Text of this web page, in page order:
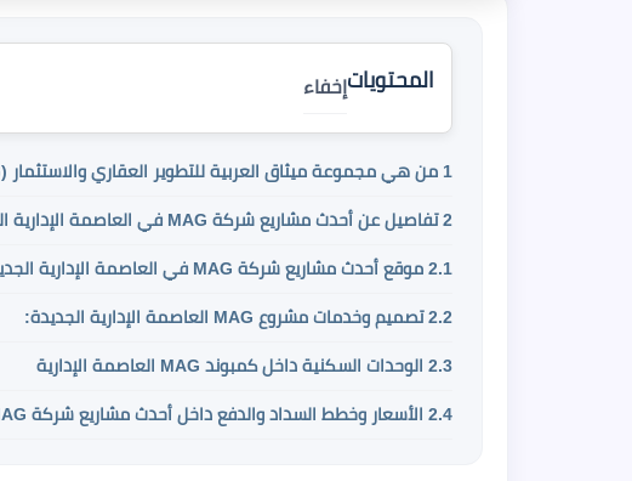
المحتوياتإخفاء
1 من هي مجموعة ميثاق العربية للتطوير العقاري والاستثمار (MAG)؟!
2 تفاصيل عن أحدث مشاريع شركة MAG في العاصمة الإدارية الجديدة
2.1 موقع أحدث مشاريع شركة MAG في العاصمة الإدارية الجديدة:
2.2 تصميم وخدمات مشروع MAG العاصمة الإدارية الجديدة:
2.3 الوحدات السكنية داخل كمبوند MAG العاصمة الإدارية
2.4 الأسعار وخطط السداد والدفع داخل أحدث مشاريع شركة MAG في العاصمة الإدارية